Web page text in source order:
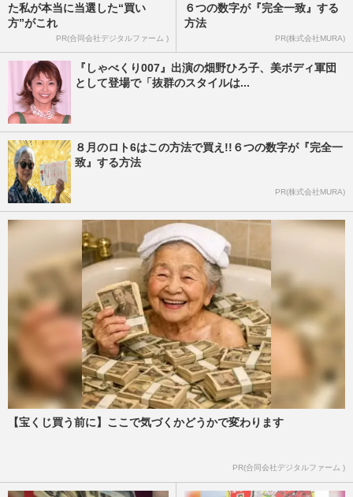
た私が本当に当選した“買い
方”がこれ
PR(合同会社デジタルファーム )
６つの数字が『完全一致』する
方法
PR(株式会社MURA)
『しゃべくり007』出演の畑野ひろ子、美ボディ軍団
として登場で「抜群のスタイルは...
８月のロト6はこの方法で買え!!６つの数字が『完全一
致』する方法
PR(株式会社MURA)
【宝くじ買う前に】ここで気づくかどうかで変わります
PR(合同会社デジタルファーム )